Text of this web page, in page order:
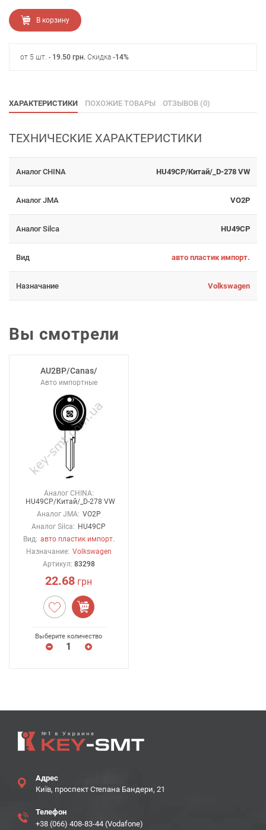
В корзину
от 5 шт. - 19.50 грн. Скидка -14%
ХАРАКТЕРИСТИКИ ПОХОЖИЕ ТОВАРЫ ОТЗЫВОВ (0)
ТЕХНИЧЕСКИЕ ХАРАКТЕРИСТИКИ
Аналог CHINA HU49CP/Китай/_D-278 VW
Аналог JMA VO2P
Аналог Silca HU49CP
Вид авто пластик импорт.
Назначание Volkswagen
Вы смотрели
AU2BP/Canas/
Авто импортные
Аналог CHINA:
HU49CP/Китай/_D-278 VW
Аналог JMA: VO2P
Аналог Silca: HU49CP
Вид: авто пластик импорт.
Назначание: Volkswagen
Артикул: 83298
22.68 грн
Выберите количество
Адрес
Київ, проспект Степана Бандери, 21
Телефон
+38 (066) 408-83-44 (Vodafone)